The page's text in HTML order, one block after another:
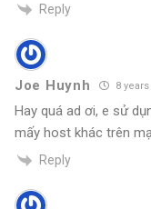
Reply
Joe Huynh 8
Hay quá ad ơi, e sử
mấy host khác trên
Reply